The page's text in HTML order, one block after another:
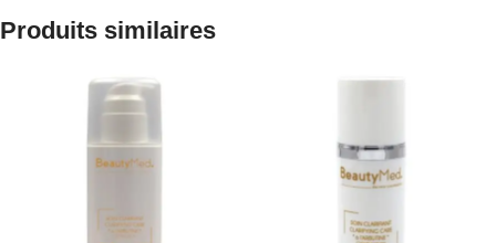
Produits similaires